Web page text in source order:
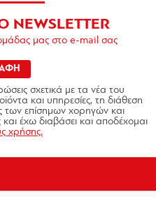
NEWSLETTER
μας στο e-mail σας
σχετικά με τα νέα του
και υπηρεσίες, τη διάθεση
των επίσημων χορηγών και
έχω διαβάσει και αποδέχομαι
χρήσης.